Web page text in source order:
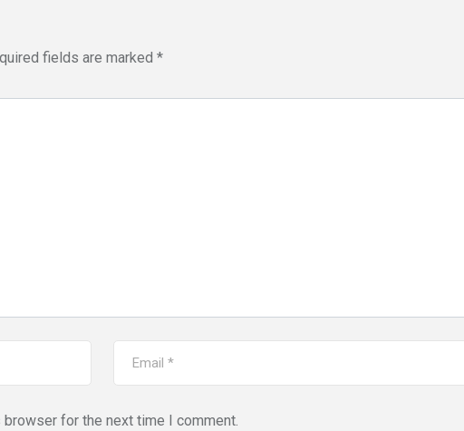
fields are marked *
for the next time I comment.